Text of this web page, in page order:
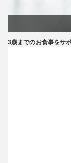
3歳までのお食事を